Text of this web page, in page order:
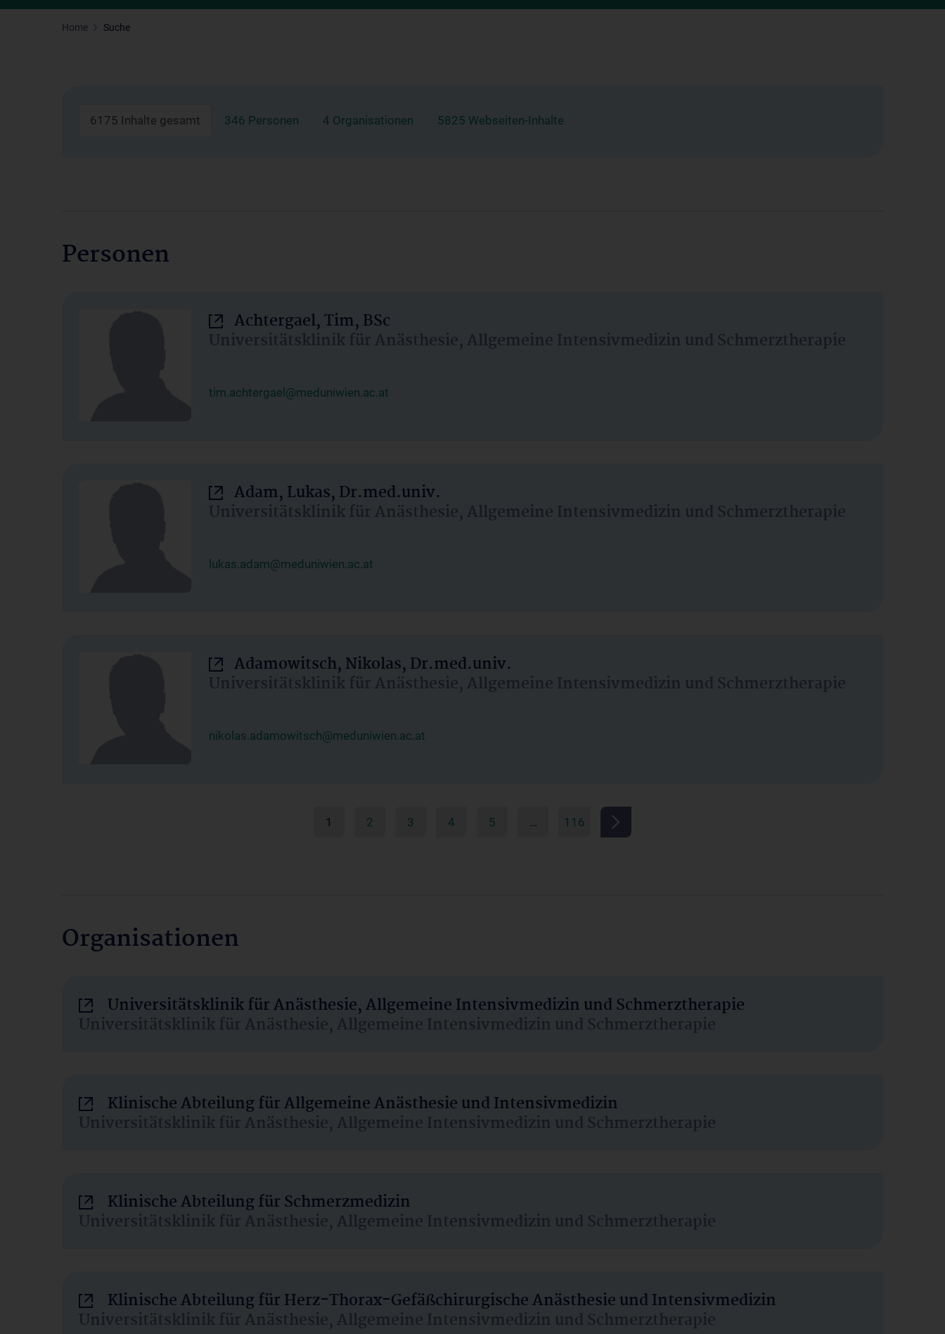
Home Suche
6175 Inhalte gesamt 346 Personen 4 Organisationen 5825 Webseiten-Inhalte
Personen
Achtergael, Tim, BSc
Universitätsklinik für Anästhesie, Allgemeine Intensivmedizin und Schmerztherapie
tim.achtergael@meduniwien.ac.at
Adam, Lukas, Dr.med.univ.
Universitätsklinik für Anästhesie, Allgemeine Intensivmedizin und Schmerztherapie
lukas.adam@meduniwien.ac.at
Adamowitsch, Nikolas, Dr.med.univ.
Universitätsklinik für Anästhesie, Allgemeine Intensivmedizin und Schmerztherapie
nikolas.adamowitsch@meduniwien.ac.at
1 2 3 4 5 … 116
Organisationen
Universitätsklinik für Anästhesie, Allgemeine Intensivmedizin und Schmerztherapie
Universitätsklinik für Anästhesie, Allgemeine Intensivmedizin und Schmerztherapie
Klinische Abteilung für Allgemeine Anästhesie und Intensivmedizin
Universitätsklinik für Anästhesie, Allgemeine Intensivmedizin und Schmerztherapie
Klinische Abteilung für Schmerzmedizin
Universitätsklinik für Anästhesie, Allgemeine Intensivmedizin und Schmerztherapie
Klinische Abteilung für Herz-Thorax-Gefäßchirurgische Anästhesie und Intensivmedizin
Universitätsklinik für Anästhesie, Allgemeine Intensivmedizin und Schmerztherapie